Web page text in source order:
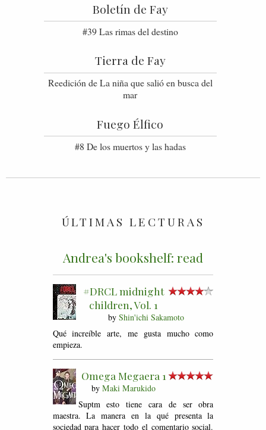
Boletín de Fay
#39 Las rimas del destino
Tierra de Fay
Reedición de La niña que salió en busca del
mar
Fuego Élfico
#8 De los muertos y las hadas
ÚLTIMAS LECTURAS
Andrea's bookshelf: read
#DRCL midnight
children, Vol. 1
by Shin'ichi Sakamoto
Qué increíble arte, me gusta mucho como
empieza.
Omega Megaera 1
by Maki Marukido
Suptm esto tiene cara de ser obra
maestra. La manera en la qué presenta la
sociedad para hacer todo el comentario social.